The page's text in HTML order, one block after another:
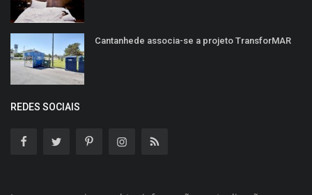
Cantanhede associa-se a projeto TransforMAR
REDES SOCIAIS